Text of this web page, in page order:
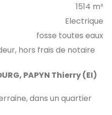
1514 m²
Electrique
fosse toutes eaux
hors frais de notaire
PAPYN Thierry (EI)
dans un quartier